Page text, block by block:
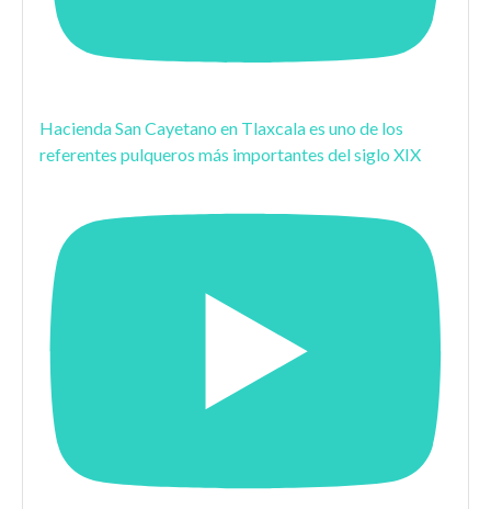
Hacienda San Cayetano en Tlaxcala es uno de los
referentes pulqueros más importantes del siglo XIX